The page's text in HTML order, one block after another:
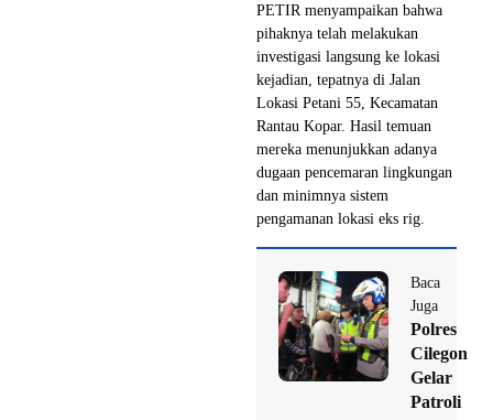
PETIR menyampaikan bahwa
pihaknya telah melakukan
investigasi langsung ke lokasi
kejadian, tepatnya di Jalan
Lokasi Petani 55, Kecamatan
Rantau Kopar. Hasil temuan
mereka menunjukkan adanya
dugaan pencemaran lingkungan
dan minimnya sistem
pengamanan lokasi eks rig.
Baca
Juga
Polres
Cilegon
Gelar
Patroli